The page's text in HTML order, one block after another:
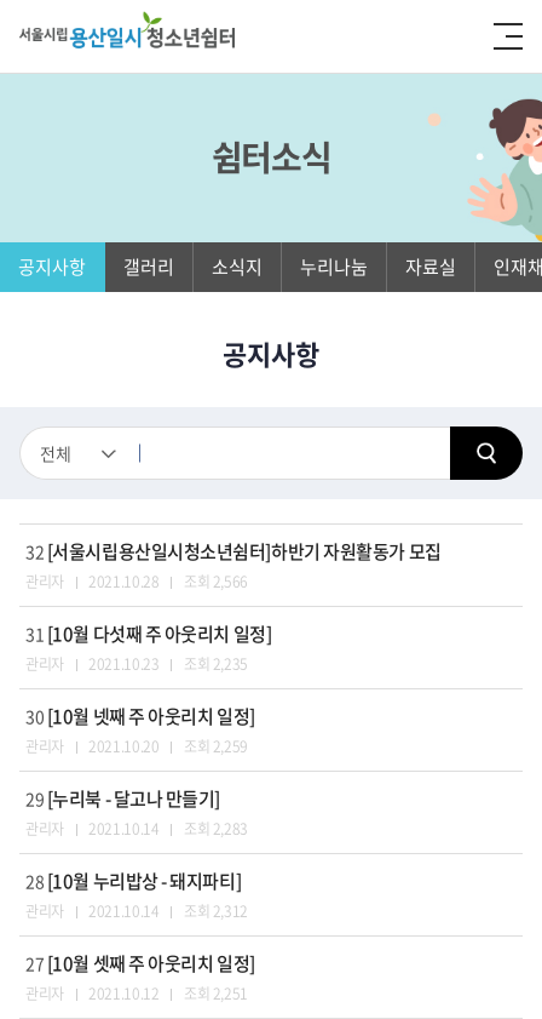
쉼터소식
공지사항 갤러리 소식지 누리나눔 자료실 인재
공지사항
전체
32 [서울시립용산일시청소년쉼터]하반기 자원활동가 모집
관리자 2021.10.28 조회 2,566
31 [10월 다섯째 주 아웃리치 일정]
관리자 2021.10.23 조회 2,235
30 [10월 넷째 주 아웃리치 일정]
관리자 2021.10.20 조회 2,259
29 [누리북 - 달고나 만들기]
관리자 2021.10.14 조회 2,283
28 [10월 누리밥상 - 돼지파티]
관리자 2021.10.14 조회 2,312
27 [10월 셋째 주 아웃리치 일정]
관리자 2021.10.12 조회 2,251